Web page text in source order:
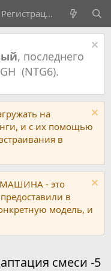
Регистрация
, последнего
(NTG6).
на
и с их помощью
в
МАШИНА - это
в
модель, и
смеси -5